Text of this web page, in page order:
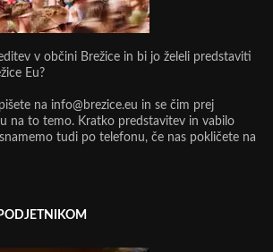
v občini Brežice in bi jo želeli predstaviti
Eu?
na info@brezice.eu in se čim prej
na to temo. Kratko predstavitev in vabilo
tudi po telefonu, če nas pokličete na